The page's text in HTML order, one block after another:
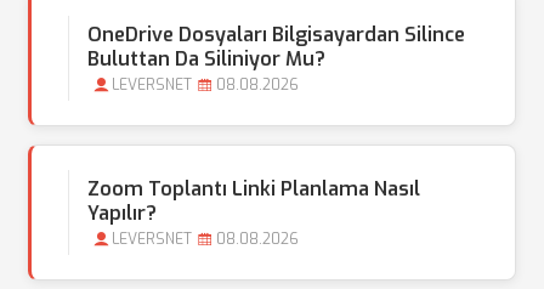
OneDrive Dosyaları Bilgisayardan Silince
Buluttan Da Siliniyor Mu?
LEVERSNET 08.08.2026
Zoom Toplantı Linki Planlama Nasıl
Yapılır?
LEVERSNET 08.08.2026